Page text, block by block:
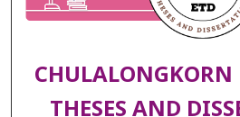
THESES AND